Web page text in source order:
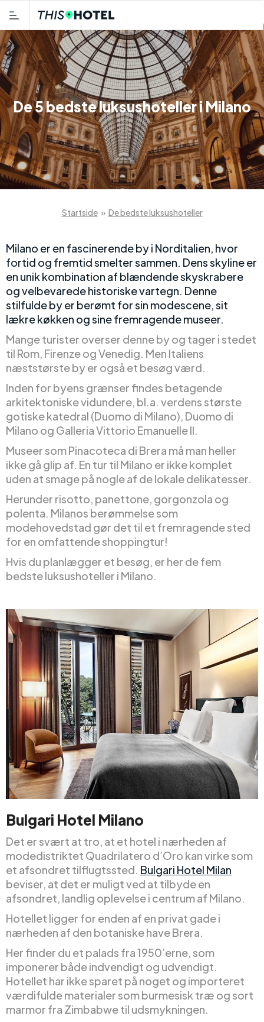
De 5 bedste luksushoteller i Milano
Startside » De bedste luksushoteller
Milano er en fascinerende by i Norditalien, hvor
fortid og fremtid smelter sammen. Dens skyline er
en unik kombination af blændende skyskrabere
og velbevarede historiske vartegn. Denne
stilfulde by er berømt for sin modescene, sit
lækre køkken og sine fremragende museer.
Mange turister overser denne by og tager i stedet
til Rom, Firenze og Venedig. Men Italiens
næststørste by er også et besøg værd.
Inden for byens grænser findes betagende
arkitektoniske vidundere, bl.a. verdens største
gotiske katedral (Duomo di Milano), Duomo di
Milano og Galleria Vittorio Emanuelle II.
Museer som Pinacoteca di Brera må man heller
ikke gå glip af. En tur til Milano er ikke komplet
uden at smage på nogle af de lokale delikatesser.
Herunder risotto, panettone, gorgonzola og
polenta. Milanos berømmelse som
modehovedstad gør det til et fremragende sted
for en omfattende shoppingtur!
Hvis du planlægger et besøg, er her de fem
bedste luksushoteller i Milano.
Bulgari Hotel Milano
Det er svært at tro, at et hotel i nærheden af
modedistriktet Quadrilatero d’Oro kan virke som
et afsondret tilflugtssted. Bulgari Hotel Milan
beviser, at det er muligt ved at tilbyde en
afsondret, landlig oplevelse i centrum af Milano.
Hotellet ligger for enden af en privat gade i
nærheden af den botaniske have Brera.
Her finder du et palads fra 1950’erne, som
imponerer både indvendigt og udvendigt.
Hotellet har ikke sparet på noget og importeret
værdifulde materialer som burmesisk træ og sort
marmor fra Zimbabwe til udsmykningen.